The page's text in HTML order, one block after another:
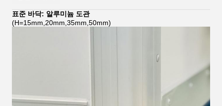
표준 바닥: 알루미늄 도관
(H=15mm,20mm,35mm,50mm)